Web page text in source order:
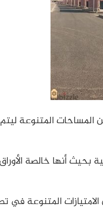
المتنوعة
أنها خالصة
المتنوعة